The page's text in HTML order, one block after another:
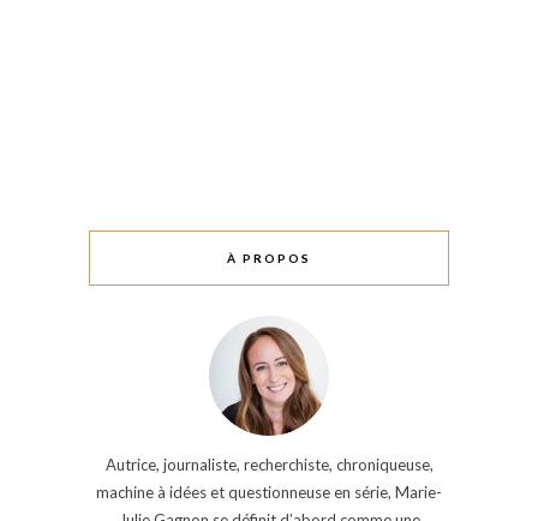
À PROPOS
Autrice, journaliste, recherchiste, chroniqueuse,
machine à idées et questionneuse en série, Marie-